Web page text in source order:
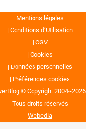
Mentions légales
Conditions d’Utilisation
CGV
Cookies
Données personnelles
Préférences cookies
© Copyright 2004--2026
Tous droits réservés
Webedia